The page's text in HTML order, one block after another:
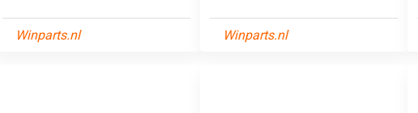
Winparts.nl Winparts.nl